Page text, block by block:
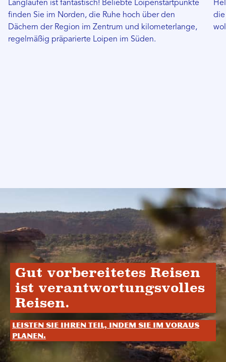
Langlaufen ist fantastisch! Beliebte Loipenstartpunkte
finden Sie im Norden, die Ruhe hoch über den
Dächern der Region im Zentrum und kilometerlange,
regelmäßig präparierte Loipen im Süden.
die
Gut vorbereitetes Reisen
ist verantwortungsvolles
Reisen.
Leisten Sie Ihren Teil, indem Sie im Voraus
planen.